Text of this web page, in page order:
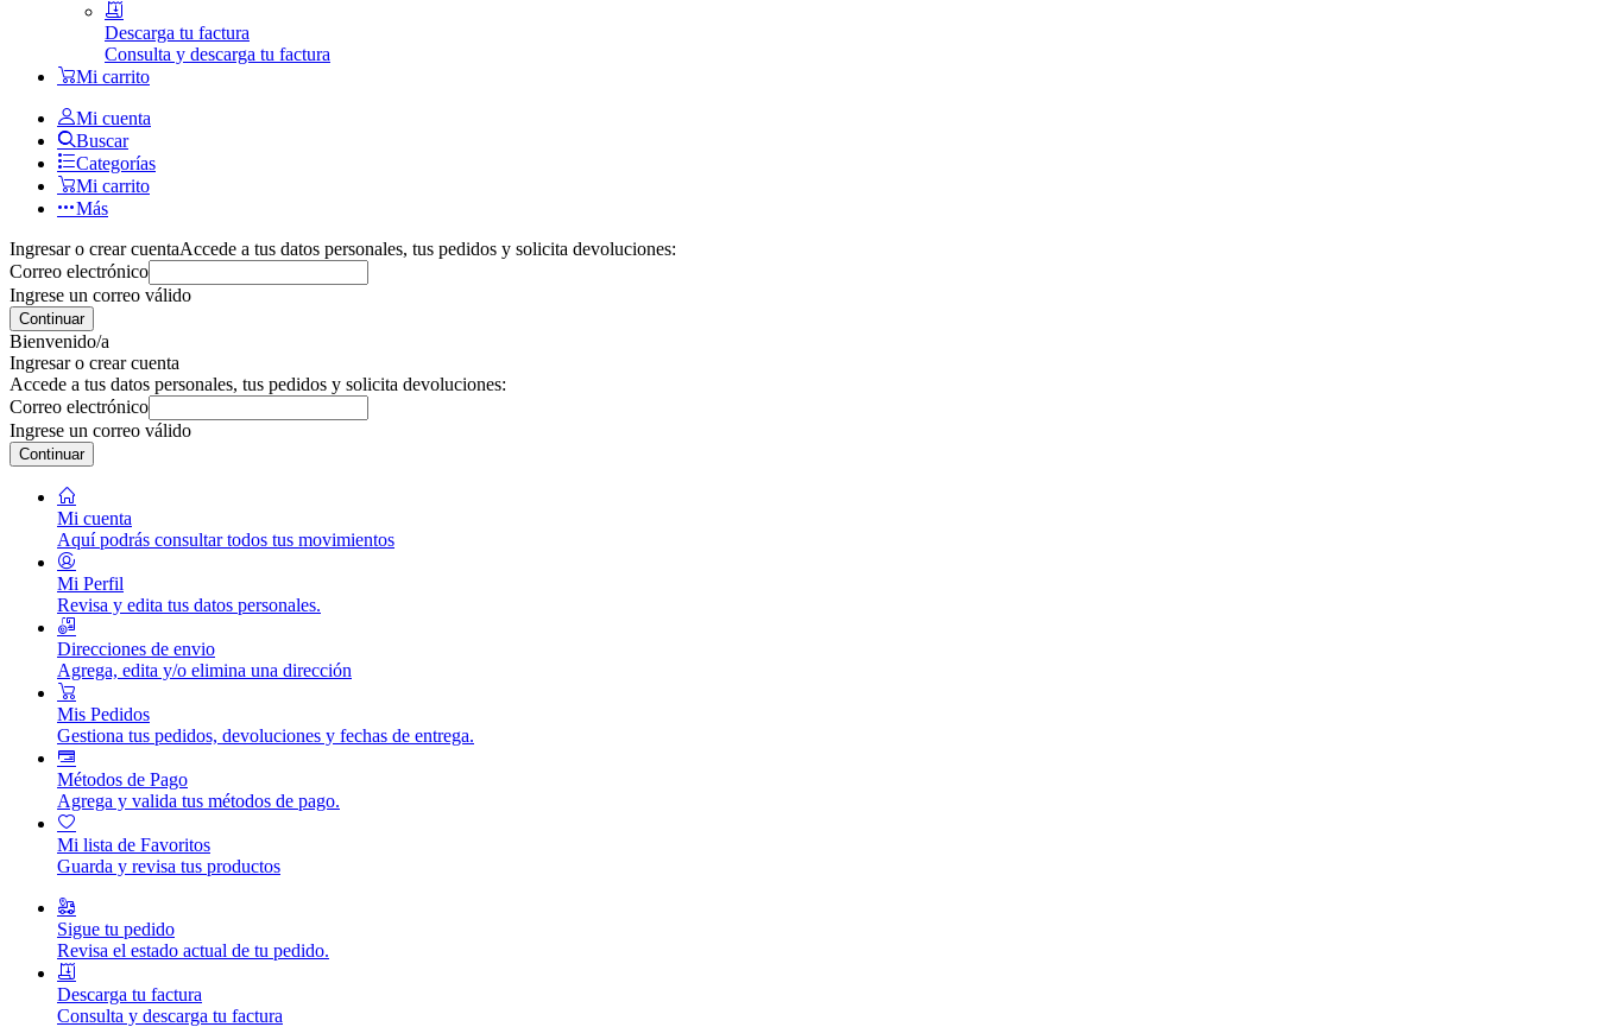
Descarga tu factura
Consulta y descarga tu factura
Mi carrito
Mi cuenta
Buscar
Categorías
Mi carrito
Más
Ingresar o crear cuentaAccede a tus datos personales, tus pedidos y solicita devoluciones:
Correo electrónico
Ingrese un correo válido
Continuar
Bienvenido/a
Ingresar o crear cuenta
Accede a tus datos personales, tus pedidos y solicita devoluciones:
Correo electrónico
Ingrese un correo válido
Continuar
Mi cuenta
Aquí podrás consultar todos tus movimientos
Mi Perfil
Revisa y edita tus datos personales.
Direcciones de envio
Agrega, edita y/o elimina una dirección
Mis Pedidos
Gestiona tus pedidos, devoluciones y fechas de entrega.
Métodos de Pago
Agrega y valida tus métodos de pago.
Mi lista de Favoritos
Guarda y revisa tus productos
Sigue tu pedido
Revisa el estado actual de tu pedido.
Descarga tu factura
Consulta y descarga tu factura